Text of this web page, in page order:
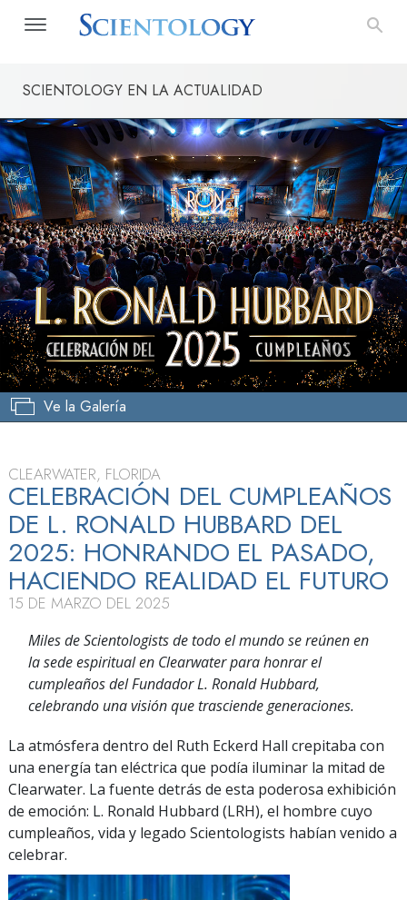
SCIENTOLOGY EN LA ACTUALIDAD
Ve la Galería
CLEARWATER, FLORIDA
CELEBRACIÓN DEL CUMPLEAÑOS
DE L. RONALD HUBBARD DEL
2025: HONRANDO EL PASADO,
HACIENDO REALIDAD EL FUTURO
15 DE MARZO DEL 2025
Miles de Scientologists de todo el mundo se reúnen en
la sede espiritual en Clearwater para honrar el
cumpleaños del Fundador L. Ronald Hubbard,
celebrando una visión que trasciende generaciones.
La atmósfera dentro del Ruth Eckerd Hall crepitaba con
una energía tan eléctrica que podía iluminar la mitad de
Clearwater. La fuente detrás de esta poderosa exhibición
de emoción: L. Ronald Hubbard (LRH), el hombre cuyo
cumpleaños, vida y legado Scientologists habían venido a
celebrar.